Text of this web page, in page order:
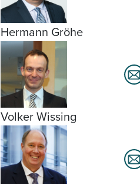
Hermann Gröhe
Volker Wissing